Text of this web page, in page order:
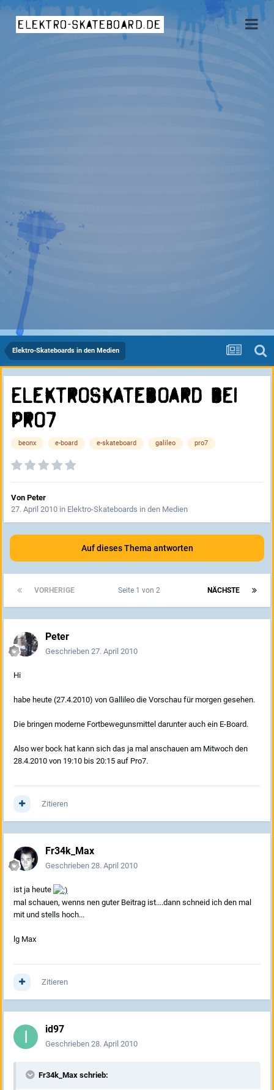
elektro-skateboard.de
Elektro-Skateboards in den Medien
Elektroskateboard bei
Pro7
beonx e-board e-skateboard galileo pro7
Von Peter
27. April 2010 in Elektro-Skateboards in den Medien
Auf dieses Thema antworten
VORHERIGE NÄCHSTE
Seite 1 von 2
Peter
Geschrieben 27. April 2010
Hi
habe heute (27.4.2010) von Gallileo die Vorschau für morgen gesehen.
Die bringen moderne Fortbewegunsmittel darunter auch ein E-Board.
Also wer bock hat kann sich das ja mal anschauen am Mitwoch den
28.4.2010 von 19:10 bis 20:15 auf Pro7.
Zitieren
Fr34k_Max
Geschrieben 28. April 2010
ist ja heute
mal schauen, wenns nen guter Beitrag ist....dann schneid ich den mal
mit und stells hoch...
lg Max
Zitieren
id97
Geschrieben 28. April 2010
Fr34k_Max schrieb: